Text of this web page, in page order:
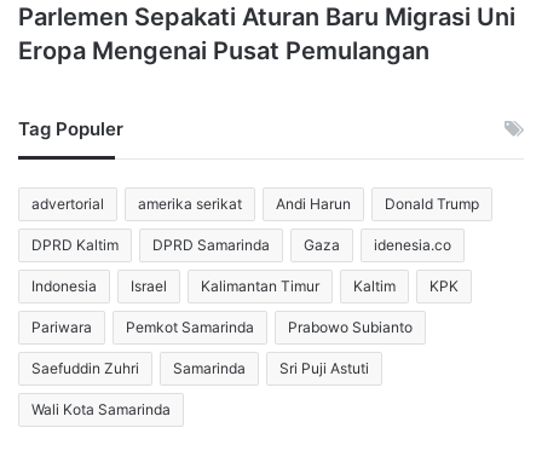
Parlemen Sepakati Aturan Baru Migrasi Uni
Eropa Mengenai Pusat Pemulangan
Tag Populer
advertorial amerika serikat Andi Harun Donald Trump
DPRD Kaltim DPRD Samarinda Gaza idenesia.co
Indonesia Israel Kalimantan Timur Kaltim KPK
Pariwara Pemkot Samarinda Prabowo Subianto
Saefuddin Zuhri Samarinda Sri Puji Astuti
Wali Kota Samarinda